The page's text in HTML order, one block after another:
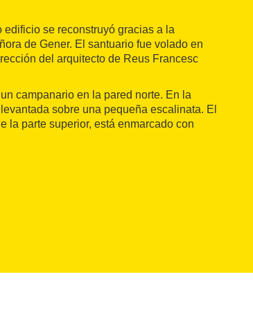
se reconstruyó gracias a la
de Gener. El santuario fue volado en
del arquitecto de Reus Francesc
campanario en la pared norte. En la
sobre una pequeña escalinata. El
la parte superior, está enmarcado con